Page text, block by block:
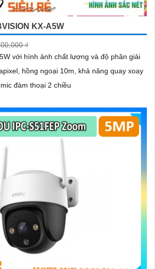
KX-A5W
₫
với hình ảnh chất lượng và độ phân giải
hồng ngoại 10m, khả năng quay xoay
đàm thoại 2 chiều